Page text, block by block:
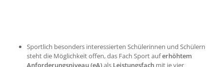
Sportlich besonders interessierten Schülerinnen und Schülern
steht die Möglichkeit offen, das Fach Sport auferhöhtem